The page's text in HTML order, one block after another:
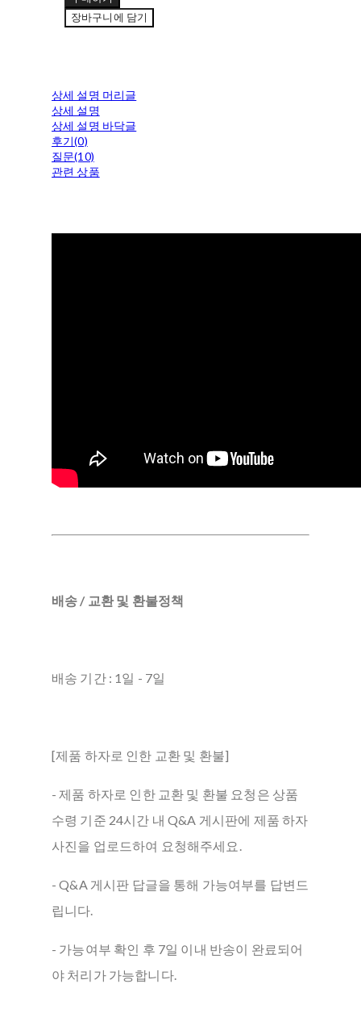
장바구니에 담기
상세 설명 머리글
상세 설명
상세 설명 바닥글
후기(0)
질문(10)
관련 상품
배송 / 교환 및 환불정책
배송 기간 : 1일 - 7일
[제품 하자로 인한 교환 및 환불]
- 제품 하자로 인한 교환 및 환불 요청은 상품
수령 기준 24시간 내 Q&A 게시판에 제품 하자
사진을 업로드하여 요청해주세요.
- Q&A 게시판 답글을 통해 가능여부를 답변드
립니다.
- 가능여부 확인 후 7일 이내 반송이 완료되어
야 처리가 가능합니다.